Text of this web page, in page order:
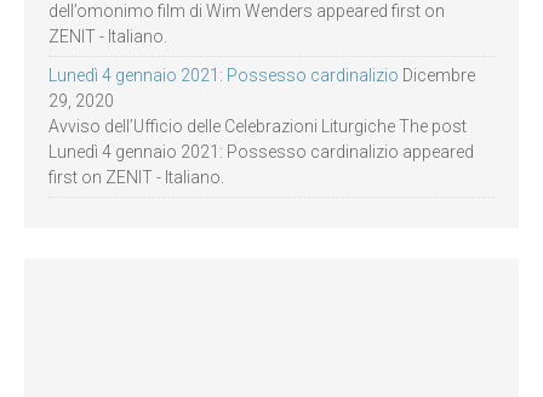
dell’omonimo film di Wim Wenders appeared first on
ZENIT - Italiano.
Lunedì 4 gennaio 2021: Possesso cardinalizio Dicembre
29, 2020
Avviso dell’Ufficio delle Celebrazioni Liturgiche The post
Lunedì 4 gennaio 2021: Possesso cardinalizio appeared
first on ZENIT - Italiano.